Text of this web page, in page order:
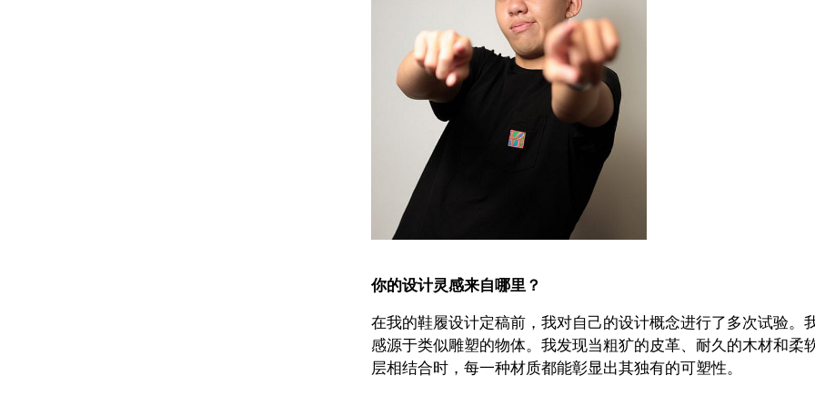
你的设计灵感来自哪里？
在我的鞋履设计定稿前，我对自己的设计概念进行了多次试验。
感源于类似雕塑的物体。我发现当粗犷的皮革、耐久的木材和柔
层相结合时，每一种材质都能彰显出其独有的可塑性。